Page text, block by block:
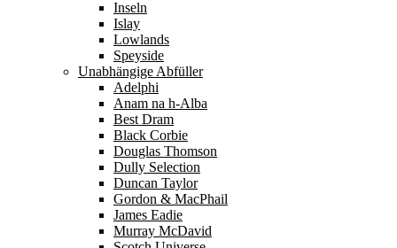
Inseln
Islay
Lowlands
Speyside
Unabhängige Abfüller
Adelphi
Anam na h-Alba
Best Dram
Black Corbie
Douglas Thomson
Dully Selection
Duncan Taylor
Gordon & MacPhail
James Eadie
Murray McDavid